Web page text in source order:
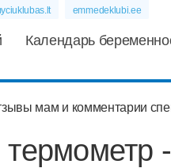
emmedeklubi.ee
Календарь